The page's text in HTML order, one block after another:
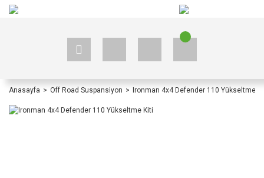
Anasayfa Off Road Suspansiyon Ironman 4x4 Defender 110 Yükseltme